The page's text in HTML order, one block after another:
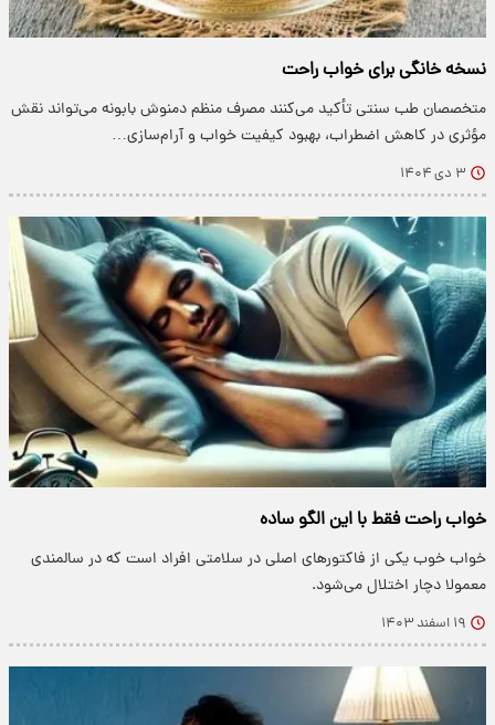
نسخه خانگی برای خواب راحت
متخصصان طب سنتی تأکید می‌کنند مصرف منظم دمنوش بابونه می‌تواند نقش
مؤثری در کاهش اضطراب، بهبود کیفیت خواب و آرام‌سازی…
۳ دی ۱۴۰۴
خواب راحت فقط با این الگو ساده
خواب خوب یکی از فاکتورهای اصلی در سلامتی افراد است که در سالمندی
معمولا دچار اختلال می‌شود.
۱۹ اسفند ۱۴۰۳